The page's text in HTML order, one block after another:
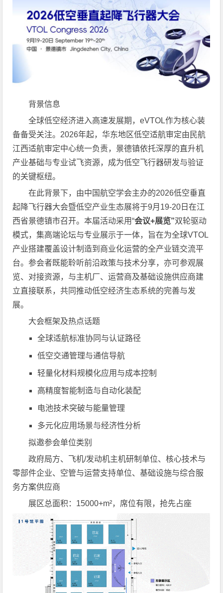
背景信息
全球低空经济进入高速发展期，eVTOL作为核心装
备备受关注。2026年起，华东地区低空适航审定由民航
江西适航审定中心统一负责，景德镇依托深厚的直升机
产业基础与专业试飞资源，成为低空飞行器研发与验证
的关键枢纽。
在此背景下，由中国航空学会主办的2026低空垂直
起降飞行器大会暨低空产业生态展将于9月19-20日在江
西省景德镇市召开。本届活动采用“会议+展览”双轮驱动
模式，集高端论坛与专业展示于一体，旨在为全球VTOL
产业搭建覆盖设计制造到商业化运营的全产业链交流平
台。参会者既能聆听前沿政策与技术分享，亦可参观展
览、对接资源，与主机厂、运营商及基础设施供应商建
立直接联系，共同推动低空经济生态系统的完善与发
展。
大会框架及热点话题
全球适航标准协同与认证路径
低空交通管理与通信导航
轻量化材料规模化应用与成本控制
高精度智能制造与自动化装配
电池技术突破与能量管理
多元化应用场景与经济性分析
拟邀参会单位类别
政府局方、飞机/发动机主机研制单位、核心技术与
零部件企业、空管与运营支持单位、基础设施与综合服
务方案供应商
展区总面积：15000+m²，席位有限，抢先占座